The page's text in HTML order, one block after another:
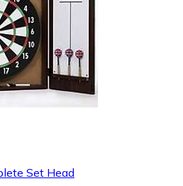
Set Head